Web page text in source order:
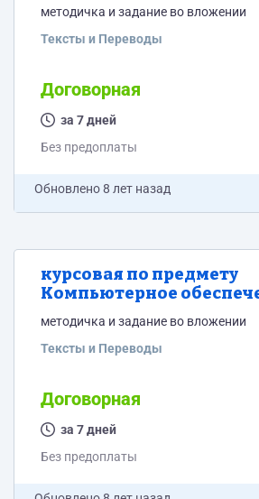
методичка и задание во вложении
Тексты и Переводы
Договорная
за 7 дней
Без предоплаты
Обновлено8 лет назад
курсовая по предмету
Компьютерное
экспериментально-
исследовательской
методичка и задание во вложении
Тексты и Переводы
Договорная
за 7 дней
Без предоплаты